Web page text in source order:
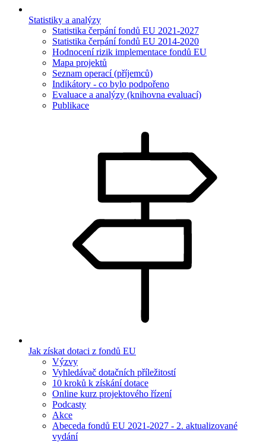
Statistiky a analýzy
Statistika čerpání fondů EU 2021-2027
Statistika čerpání fondů EU 2014-2020
Hodnocení rizik implementace fondů EU
Mapa projektů
Seznam operací (příjemců)
Indikátory - co bylo podpořeno
Evaluace a analýzy (knihovna evaluací)
Publikace
Jak získat dotaci z fondů EU
Výzvy
Vyhledávač dotačních příležitostí
10 kroků k získání dotace
Online kurz projektového řízení
Podcasty
Akce
Abeceda fondů EU 2021-2027 - 2. aktualizované
vydání